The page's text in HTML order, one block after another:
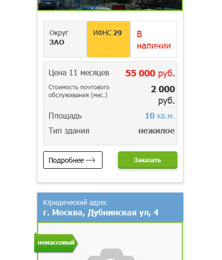
Округ
ЗАО
ИФНС 29
В
наличии
Цена 11 месяцев 55 000руб.
Стоимость почтового
обслуживания (мес.)
2 000
руб.
Площадь 10кв.м.
Тип здания
нежилое
Подробнее Заказать
немассовый
Юридический адрес
г. Москва, Дубнинская ул, 4